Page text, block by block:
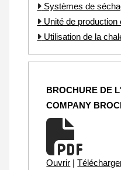
Systèmes de
Unité de production
Utilisation de la
BROCHURE DE
COMPANY
Ouvrir |